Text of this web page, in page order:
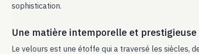
sophistication.
Une matière intemporelle et prestigieuse
Le velours est une étoffe qui a traversé les siècles,